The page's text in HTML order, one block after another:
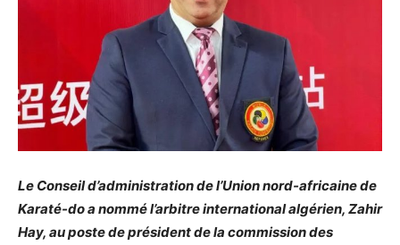
Le Conseil d’administration de l’Union nord-africaine de
Karaté-do a nommé l’arbitre international algérien, Zahir
Hay, au poste de président de la commission des